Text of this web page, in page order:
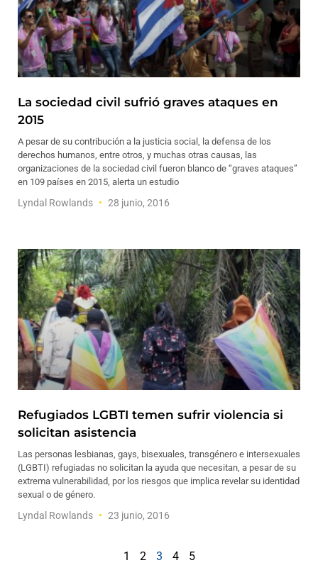
La sociedad civil sufrió graves ataques en
2015
A pesar de su contribución a la justicia social, la defensa de los
derechos humanos, entre otros, y muchas otras causas, las
organizaciones de la sociedad civil fueron blanco de “graves ataques”
en 109 países en 2015, alerta un estudio
Lyndal Rowlands 28 junio, 2016
Refugiados LGBTI temen sufrir violencia si
solicitan asistencia
Las personas lesbianas, gays, bisexuales, transgénero e intersexuales
(LGBTI) refugiadas no solicitan la ayuda que necesitan, a pesar de su
extrema vulnerabilidad, por los riesgos que implica revelar su identidad
sexual o de género.
Lyndal Rowlands 23 junio, 2016
1 2 3 4 5